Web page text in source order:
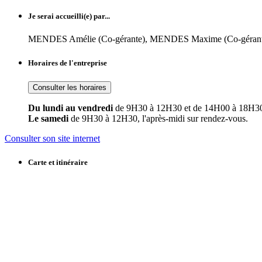
Je serai accueilli(e) par...
MENDES Amélie (Co-gérante), MENDES Maxime (Co-
Horaires de l'entreprise
Consulter les horaires
Du lundi au vendredi de 9H30 à 12H30 et de 14H00 à
Le samedi de 9H30 à 12H30, l'après-midi sur rendez-vous.
Consulter son site internet
Carte et itinéraire